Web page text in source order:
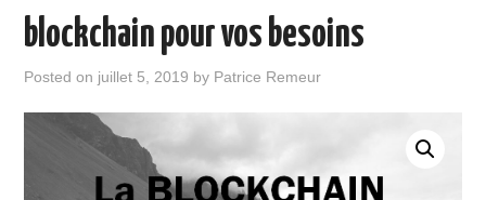
BOUTIQUE FORMATION ETUDES
PUBLICATIONS
blockchain pour vos besoins
Posted on juillet 5, 2019 by Patrice Remeur